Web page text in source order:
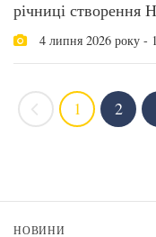
річниці створення
4 липня 2026 року -
1 2
НОВИНИ